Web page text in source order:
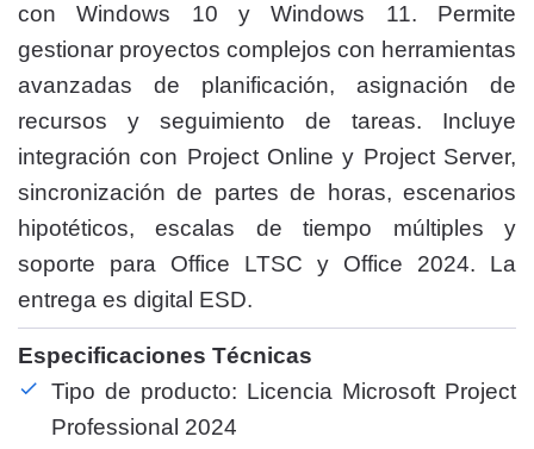
con Windows 10 y Windows 11. Permite
gestionar proyectos complejos con herramientas
avanzadas de planificación, asignación de
recursos y seguimiento de tareas. Incluye
integración con Project Online y Project Server,
sincronización de partes de horas, escenarios
hipotéticos, escalas de tiempo múltiples y
soporte para Office LTSC y Office 2024. La
entrega es digital ESD.
Especificaciones Técnicas
Tipo de producto: Licencia Microsoft Project
Professional 2024